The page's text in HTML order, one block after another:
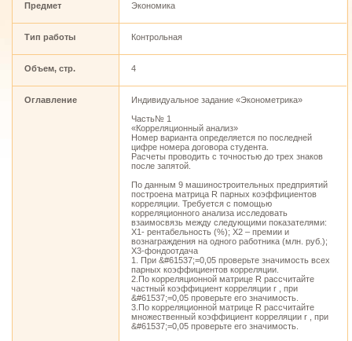
Предмет Экономика
Тип работы Контрольная
Объем, стр. 4
Оглавление
Индивидуальное задание «Эконометрика»
Часть№ 1
«Корреляционный анализ»
Номер варианта определяется по последней
цифре номера договора студента.
Расчеты проводить с точностью до трех знаков
после запятой.
По данным 9 машиностроительных предприятий
построена матрица R парных коэффициентов
корреляции. Требуется с помощью
корреляционного анализа исследовать
взаимосвязь между следующими показателями:
X1- рентабельность (%); X2 – премии и
вознаграждения на одного работника (млн. руб.);
X3-фондоотдача
1. При &#61537;=0,05 проверьте значимость всех
парных коэффициентов корреляции.
2.По корреляционной матрице R рассчитайте
частный коэффициент корреляции r , при
&#61537;=0,05 проверьте его значимость.
3.По корреляционной матрице R рассчитайте
множественный коэффициент корреляции r , при
&#61537;=0,05 проверьте его значимость.